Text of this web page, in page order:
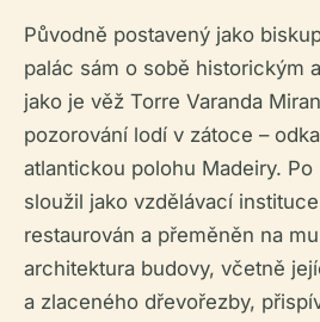
Původně postavený jako
palác sám o sobě historickým
jako je věž Torre Varanda
pozorování lodí v zátoce –
atlantickou polohu Madeiry. Po
sloužil jako vzdělávací
restaurován a přeměněn na
architektura budovy, včetně
a zlaceného dřevořezby,